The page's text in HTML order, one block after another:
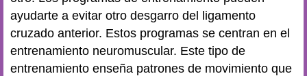
ayudarte a evitar otro desgarro del ligamento
cruzado anterior. Estos programas se centran en el
entrenamiento neuromuscular. Este tipo de
entrenamiento enseña patrones de movimiento que